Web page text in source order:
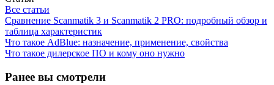
Все статьи
Сравнение Scanmatik 3 и Scanmatik 2 PRO: подробный обзор и
таблица характеристик
Что такое AdBlue: назначение, применение, свойства
Что такое дилерское ПО и кому оно нужно
Ранее вы смотрели